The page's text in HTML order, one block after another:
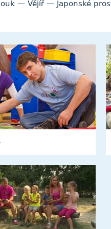
— Vějíř — Japonské